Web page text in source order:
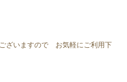
ざいますので お気軽にご利用下